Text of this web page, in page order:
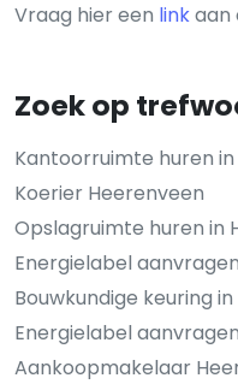
Vraag hier een linkaan
Zoek op
Kantoorruimte huren
Koerier Heerenveen
Opslagruimte huren in
Energielabel
Bouwkundige keuring
Energielabel
Aankoopmakelaar